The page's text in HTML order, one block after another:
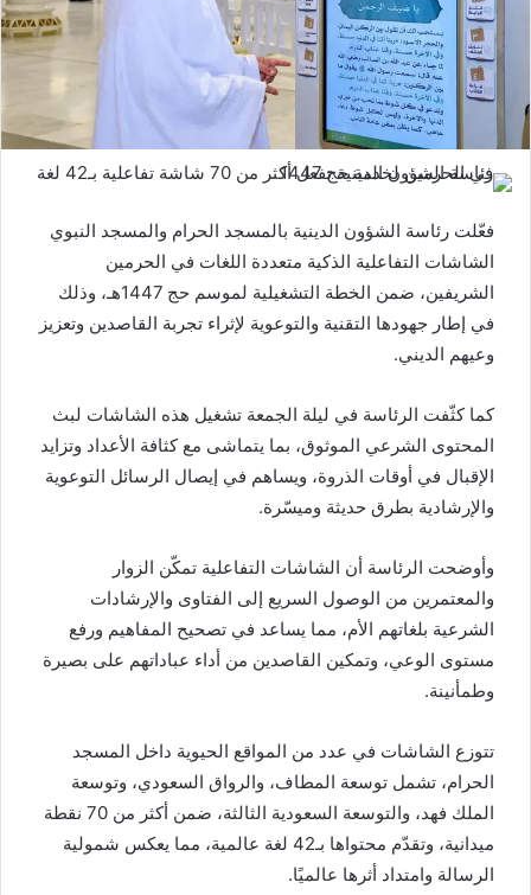
فعّلت رئاسة الشؤون الدينية بالمسجد الحرام والمسجد النبوي
الشاشات التفاعلية الذكية متعددة اللغات في الحرمين
الشريفين، ضمن الخطة التشغيلية لموسم حج 1447هـ، وذلك
في إطار جهودها التقنية والتوعوية لإثراء تجربة القاصدين وتعزيز
وعيهم الديني.
كما كثّفت الرئاسة في ليلة الجمعة تشغيل هذه الشاشات لبث
المحتوى الشرعي الموثوق، بما يتماشى مع كثافة الأعداد وتزايد
الإقبال في أوقات الذروة، ويساهم في إيصال الرسائل التوعوية
والإرشادية بطرق حديثة وميسّرة.
وأوضحت الرئاسة أن الشاشات التفاعلية تمكّن الزوار
والمعتمرين من الوصول السريع إلى الفتاوى والإرشادات
الشرعية بلغاتهم الأم، مما يساعد في تصحيح المفاهيم ورفع
مستوى الوعي، وتمكين القاصدين من أداء عباداتهم على بصيرة
وطمأنينة.
تتوزع الشاشات في عدد من المواقع الحيوية داخل المسجد
الحرام، تشمل توسعة المطاف، والرواق السعودي، وتوسعة
الملك فهد، والتوسعة السعودية الثالثة، ضمن أكثر من 70 نقطة
ميدانية، وتقدّم محتواها بـ42 لغة عالمية، مما يعكس شمولية
الرسالة وامتداد أثرها عالميًا.